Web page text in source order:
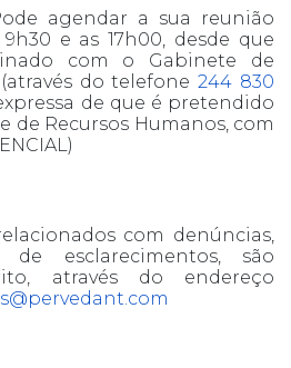
agendar a sua reunião
e as 17h00, desde que
com o Gabinete de
do telefone244 830
de que é pretendido
de Recursos Humanos, com
com denúncias,
de esclarecimentos, são
através do endereço